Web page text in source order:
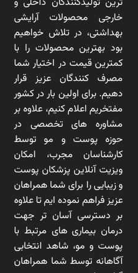
خارجی محصولات آرایشی
بهداشتی، در تلاش خواهیم
بود بهترین محصولات را با
کمترین قیمت در اختیار شما
مصرف کنندگان عزیز قرار
دهیم. برای اولین بار در کشور
مفتخریم اعلام کنیم، علاوه بر
مشاوره های تخصصی در
حوزه پوست و مو توسط
کارشناسان مجرب، امکان
ویزیت آنلاین پزشکان پوست
و زیبایی را برای شما همراهان
عزیز فراهم نموده ایم تا علاوه
بر دسترسی آسان تر جهت
درمان بیماری های مرتبط با
پوست و مو، شاهد انتخابی
آگاهانه توسط شما همراهان